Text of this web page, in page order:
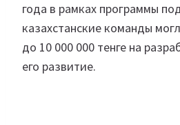
года в рамках программы
казахстанские команды
до 10 000 000 тенге на
его развитие.